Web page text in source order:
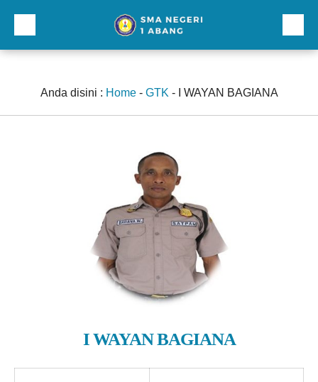
Profil
Kurikulum dan Kesiswaan
Anda disini : Home- GTK - I WAYAN BAGIANA
I WAYAN BAGIANA